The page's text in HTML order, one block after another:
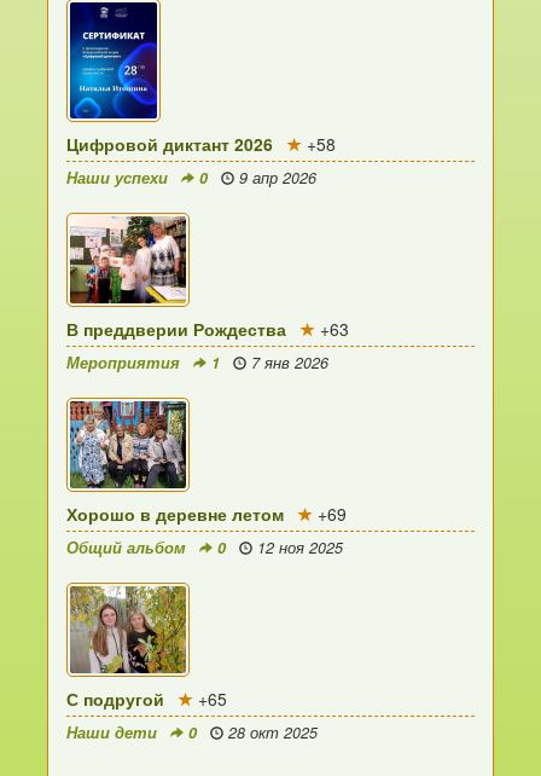
Цифровой диктант 2026 +58
Наши успехи 0 9 апр 2026
В преддверии Рождества +63
Мероприятия 1 7 янв 2026
Хорошо в деревне летом +69
Общий альбом 0 12 ноя 2025
С подругой +65
Наши дети 0 28 окт 2025